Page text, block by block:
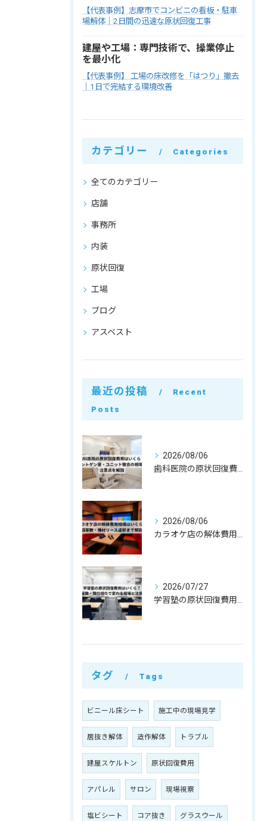
【代表事例】志摩市でコンビニの看板・駐車
場解体｜2日間の迅速な原状回復工事
建屋や工場：専門技術で、操業停止
を最小化
【代表事例】 工場の床改修を「はつり」撤去
｜1日で完結する環境改善
カテゴリー Categories
全てのカテゴリー
店舗
事務所
内装
原状回復
工場
ブログ
アスベスト
最近の投稿
Recent
Posts
2026/08/06
2026/08/06
2026/07/27
タグ Tags
ビニール床シート 施工中の現場見学
居抜き解体 造作解体 トラブル
建屋スケルトン 原状回復費用
アパレル サロン 現場視察
塩ビシート コア抜き グラスウール